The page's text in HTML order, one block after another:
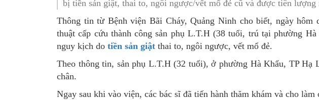
Nghiệp vụ Dược
Kế hoạch tài chính
Phòng Bảo trợ xã hội và Trẻ em
LỊCH SỬ Y TẾ QUẢNG NINH
QUY CHẾ LÀM VIỆC SỞ Y TẾ
Phòng
Dược và
bị tiền sản giật, thai to, ngôi ngược/vết mổ đẻ cũ và được tiên
Thông tin từ Bệnh viện Bãi Cháy, Quảng Ninh cho biết, ngày hôm
thuật cấp cứu thành công sản phụ L.T.H (38 tuổi, trú tại phường
nguy kịch do tiền sản giật thai to, ngôi ngược, vết mổ đẻ.
Theo thông tin, sản phụ L.T.H (32 tuổi), ở phường Hà Khẩu, TP Hạ
chân.
Ngay sau khi vào viện, các bác sĩ đã tiến hành thăm khám và cho làm